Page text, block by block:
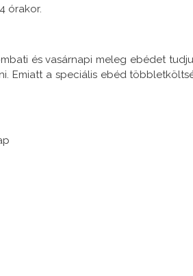
órakor.
és vasárnapi meleg ebédet
Emiatt a speciális ebéd